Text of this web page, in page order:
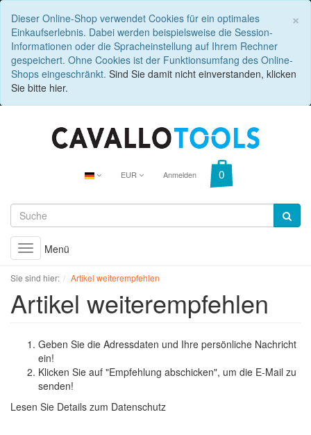
×
Dieser Online-Shop verwendet Cookies für ein optimales
Einkaufserlebnis. Dabei werden beispielsweise die Session-
Informationen oder die Spracheinstellung auf Ihrem Rechner
gespeichert. Ohne Cookies ist der Funktionsumfang des Online-
Shops eingeschränkt. Sind Sie damit nicht einverstanden, klicken
Sie bitte hier.
EUR Anmelden
Toggle
navigation
Menü
Sie sind hier: Artikel weiterempfehlen
Artikel weiterempfehlen
Geben Sie die Adressdaten und Ihre persönliche Nachricht
ein!
Klicken Sie auf "Empfehlung abschicken", um die E-Mail zu
senden!
Lesen Sie Details zum Datenschutz